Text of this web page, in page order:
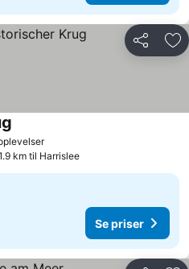
Del
km til Harrislee
Se priser